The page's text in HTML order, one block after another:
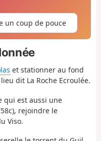
un coup de pouce
et stationner au fond
dit La Roche Ecroulée.
qui est aussi une
58c), rejoindre le
Viso.